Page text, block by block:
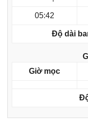
05:42
Độ dài
Giờ mọc